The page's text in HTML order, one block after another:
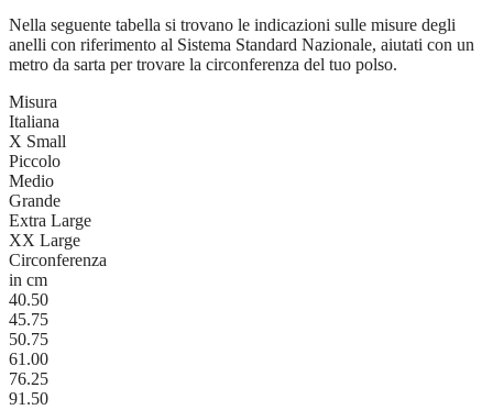
Nella seguente tabella si trovano le indicazioni sulle misure degli
anelli con riferimento al Sistema Standard Nazionale, aiutati con un
metro da sarta per trovare la circonferenza del tuo polso.
Misura
Italiana
X Small
Piccolo
Medio
Grande
Extra Large
XX Large
Circonferenza
in cm
40.50
45.75
50.75
61.00
76.25
91.50